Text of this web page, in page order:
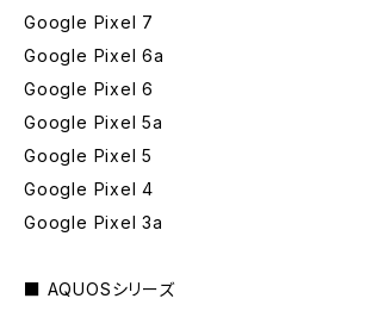
Google Pixel 7
Google Pixel 6a
Google Pixel 6
Google Pixel 5a
Google Pixel 5
Google Pixel 4
Google Pixel 3a
■ AQUOSシリーズ